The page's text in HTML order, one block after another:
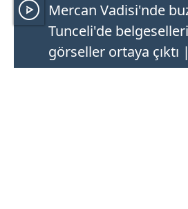
Mercan Vadisi'nde
Tunceli'de
görseller ortaya çıktı